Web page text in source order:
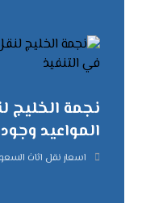
نجمة الخليج
المواعيد
اسعار نقل اثاث